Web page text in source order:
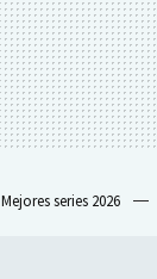
Mejores series 2026